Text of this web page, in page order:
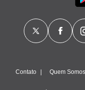
Contato Quem Somos